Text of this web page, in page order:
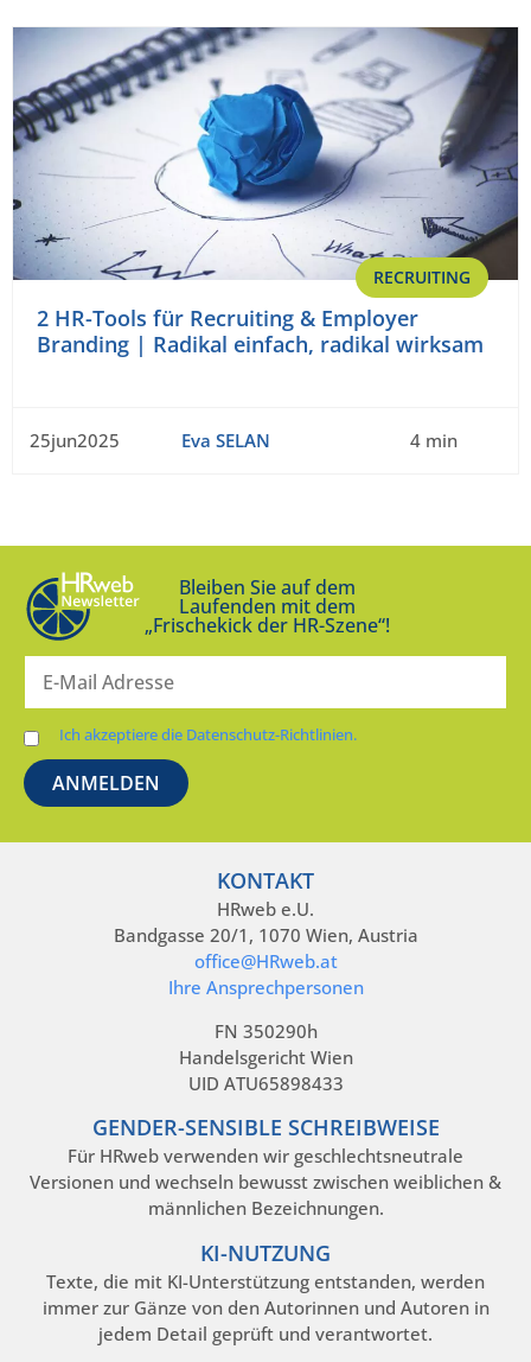
RECRUITING
2 HR-Tools für Recruiting & Employer
Branding | Radikal einfach, radikal wirksam
25jun2025 Eva SELAN 4 min
Bleiben Sie auf dem
Laufenden mit dem
„Frischekick der HR-Szene“!
Ich akzeptiere die Datenschutz-Richtlinien.
KONTAKT
HRweb e.U.
Bandgasse 20/1, 1070 Wien, Austria
office@HRweb.at
Ihre Ansprechpersonen
FN 350290h
Handelsgericht Wien
UID ATU65898433
GENDER-SENSIBLE SCHREIBWEISE
Für HRweb verwenden wir geschlechtsneutrale
Versionen und wechseln bewusst zwischen weiblichen &
männlichen Bezeichnungen.
KI-NUTZUNG
Texte, die mit KI-Unterstützung entstanden, werden
immer zur Gänze von den Autorinnen und Autoren in
jedem Detail geprüft und verantwortet.